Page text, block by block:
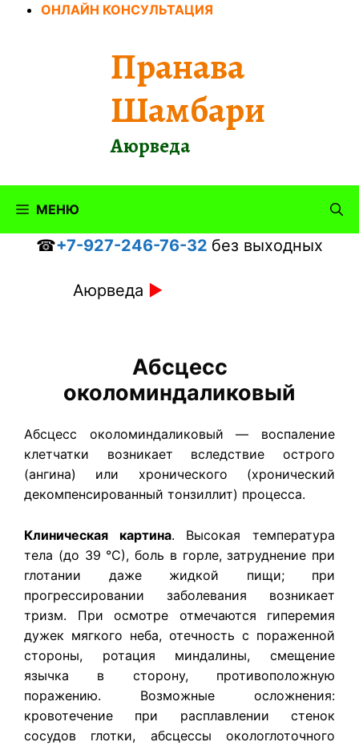
ПерейтиОНЛАЙН КОНСУЛЬТАЦИЯ
Пранава
Шамбари
Аюрведа
МЕНЮ
☎+7-927-246-76-32 без выходных
Аюрведа ►
Абсцесс
околоминдаликовый
Абсцесс околоминдаликовый — воспаление
клетчатки возникает вследствие острого
(ангина) или хронического (хронический
декомпенсированный тонзиллит) процесса.
Клиническая картина. Высокая температура
тела (до 39 °С), боль в горле, затруднение при
глотании даже жидкой пищи; при
прогрессировании заболевания возникает
тризм. При осмотре отмечаются гиперемия
дужек мягкого неба, отечность с пораженной
стороны, ротация миндалины, смещение
язычка в сторону, противоположную
поражению. Возможные осложнения:
кровотечение при расплавлении стенок
сосудов глотки, абсцессы окологлоточного